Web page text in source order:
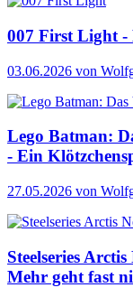
007 First Light -
03.06.2026 von
Lego Batman:
- Ein
27.05.2026 von
Steelseries
Mehr geht fast